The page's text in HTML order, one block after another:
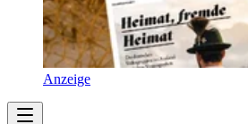
Anzeige